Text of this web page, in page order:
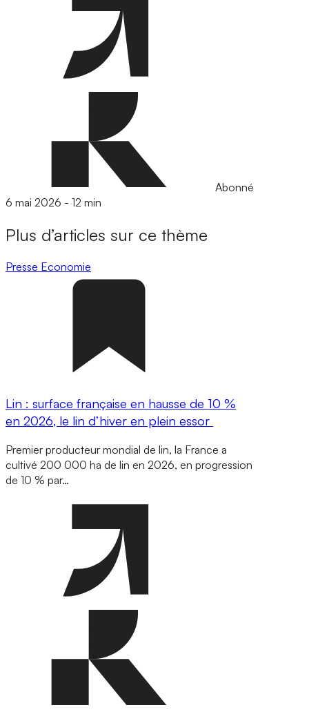
Abonné
6 mai 2026 - 12 min
Plus d’articles sur ce thème
Presse Economie
Lin : surface française en hausse de 10 %
en 2026, le lin d’hiver en plein essor
Premier producteur mondial de lin, la France a
cultivé 200 000 ha de lin en 2026, en progression
de 10 % par…